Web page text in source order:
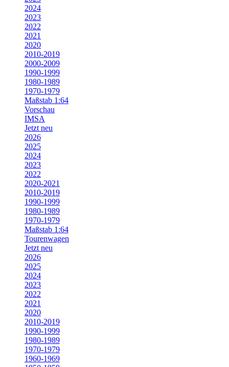
2024
2023
2022
2021
2020
2010-2019
2000-2009
1990-1999
1980-1989
1970-1979
Maßstab 1:64
Vorschau
IMSA
Jetzt neu
2026
2025
2024
2023
2022
2020-2021
2010-2019
1990-1999
1980-1989
1970-1979
Maßstab 1:64
Tourenwagen
Jetzt neu
2026
2025
2024
2023
2022
2021
2020
2010-2019
1990-1999
1980-1989
1970-1979
1960-1969